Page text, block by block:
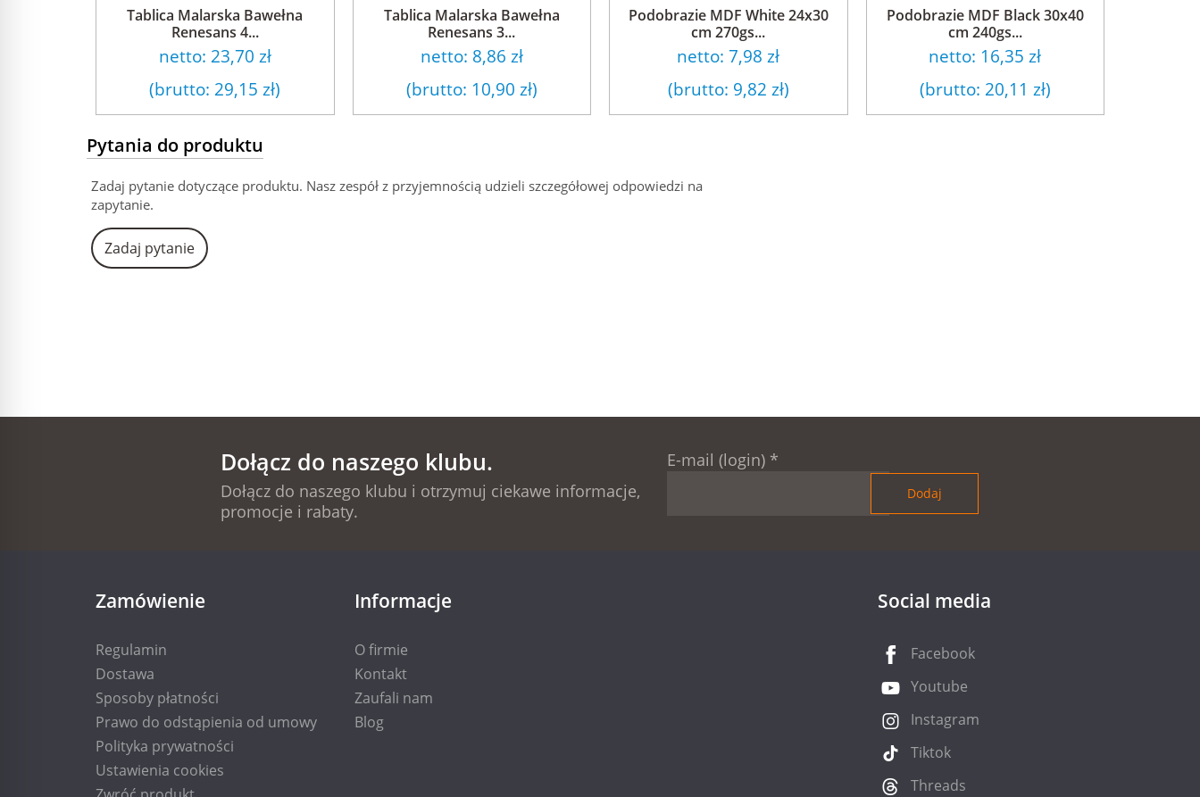
Tablica Malarska Bawełna
Renesans 4...
netto: 23,70 zł
(brutto: 29,15 zł)
Tablica Malarska Bawełna
Renesans 3...
netto: 8,86 zł
(brutto: 10,90 zł)
Podobrazie MDF White 24x30
cm 270gs...
netto:7,98 zł
(brutto: 9,82 zł)
Podobrazie MDF Black 30x40
cm 240gs...
netto: 16,35 zł
(brutto: 20,11 zł)
Pytania do produktu
Zadaj pytanie dotyczące produktu. Nasz zespół z przyjemnością udzieli szczegółowej odpowiedzi na
zapytanie.
Zadaj pytanie
Dołącz do naszego klubu.
Dołącz do naszego klubu i otrzymuj ciekawe informacje,
promocje i rabaty.
E-mail (login) *
Zamówienie
Regulamin
Dostawa
Sposoby płatności
Prawo do odstąpienia od umowy
Polityka prywatności
Ustawienia cookies
Informacje
O firmie
Kontakt
Zaufali nam
Blog
Social media
Facebook
Youtube
Instagram
Tiktok
Threads